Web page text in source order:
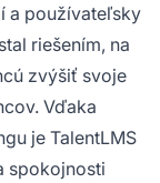
a používateľsky
riešením, na
zvýšiť svoje
Vďaka
je TalentLMS
spokojnosti